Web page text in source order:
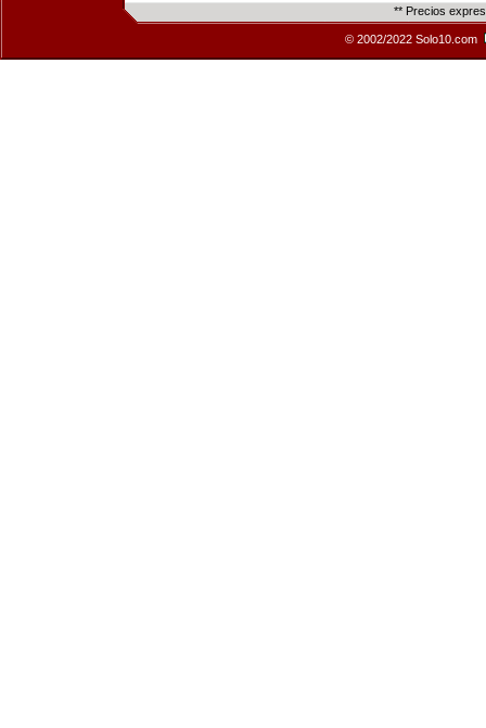
** Precios
© 2002/2022 Solo10.com